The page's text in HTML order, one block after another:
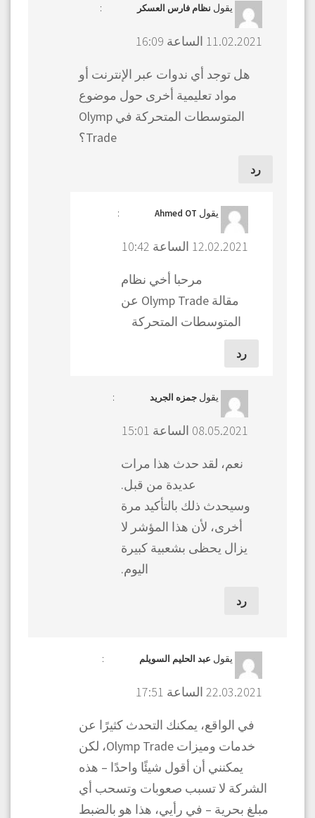
يقول نظام فارس العسكر :
11.02.2021 الساعة 16:09
هل توجد أي ندوات عبر الإنترنت أو
مواد تعليمية أخرى حول موضوع
المتوسطات المتحركة في Olymp
Trade؟
رد
يقول Ahmed OT
:
12.02.2021 الساعة 10:42
مرحبا أخي نظام
مقالة Olymp Trade عن
المتوسطات المتحركة
رد
يقول جمزه الجريد :
08.05.2021 الساعة 15:01
نعم، لقد حدث هذا مرات
عديدة من قبل.
وسيحدث ذلك بالتأكيد مرة
أخرى، لأن هذا المؤشر لا
يزال يحظى بشعبية كبيرة
اليوم.
رد
يقول عبد الحليم السويلم :
22.03.2021 الساعة 17:51
في الواقع، يمكنك التحدث كثيرًا عن
خدمات وميزات Olymp Trade، لكن
يمكنني أن أقول شيئًا واحدًا – هذه
الشركة لا تسبب صعوبات وتسحب أي
مبلغ بحرية – في رأيي، هذا هو بالضبط